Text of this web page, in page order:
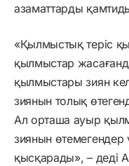
азаматтарды
«Қылмыстық теріс
қылмыстар
қылмыстары зиян
зиянын толық
Ал орташа ауыр
зиянын өтемегендер
қысқарады», – деді